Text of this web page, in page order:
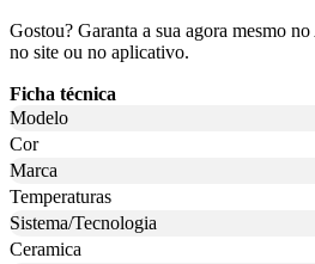
Gostou? Garanta a sua agora mesmo
no site ou no aplicativo.
Ficha técnica
Modelo
Cor
Marca
Temperaturas
Sistema/Tecnologia
Ceramica